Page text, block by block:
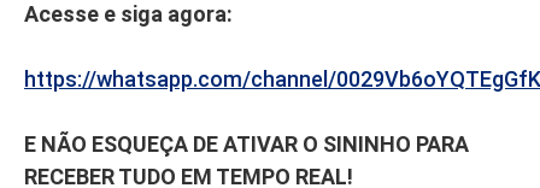
Acesse e siga agora:
https://whatsapp.com/channel/
E NÃO ESQUEÇA DE ATIVAR O SININHO PARA
RECEBER TUDO EM TEMPO REAL!